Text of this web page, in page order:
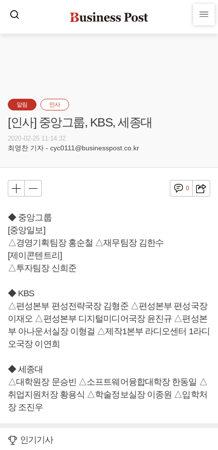
알림 인사
[인사] 중앙그룹, KBS, 세종대
2020-02-25 11:14:32
최영찬 기자 - cyc0111@businesspost.co.kr
0
◆ 중앙그룹
[중앙일보]
△경영기획팀장 홍순철 △재무팀장 김한수
[제이콘텐트리]
△투자팀장 신희준
◆ KBS
△편성본부 편성전략국장 김형준 △편성본부 편성국장
이재오 △편성본부 디지털미디어국장 윤진규 △편성본
부 아나운서실장 이형걸 △제작1본부 라디오센터 1라디
오국장 이연희
◆ 세종대
△대학원장 문승빈 △소프트웨어융합대학장 한동일 △
취업지원처장 황용식 △학술정보실장 이종원 △입학처
장 조진우
인기기사